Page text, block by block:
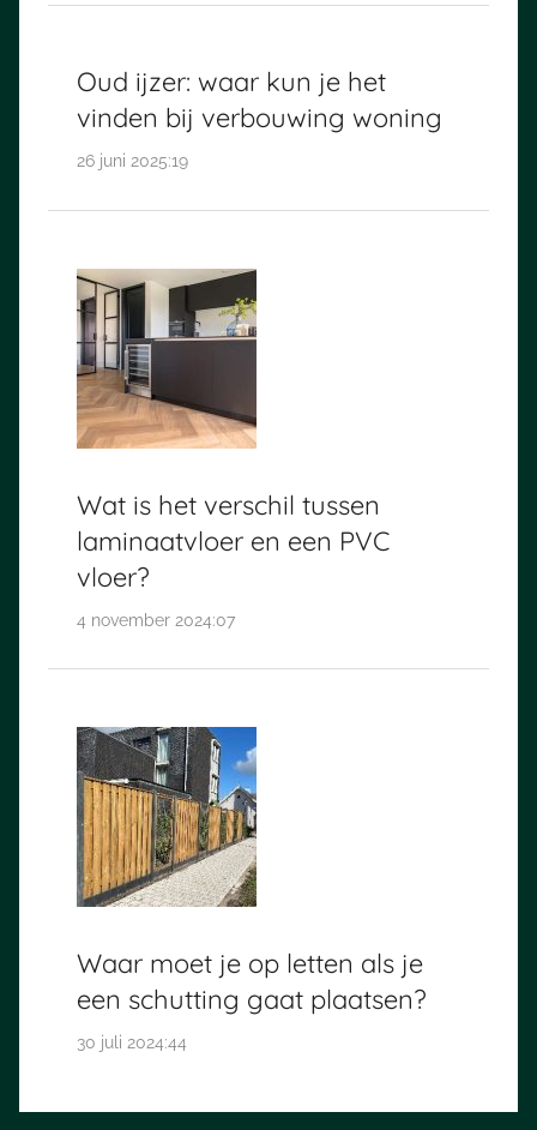
Oud ijzer: waar kun je het
vinden bij verbouwing woning
26 juni 2025:19
Wat is het verschil tussen
laminaatvloer en een PVC
vloer?
4 november 2024:07
Waar moet je op letten als je
een schutting gaat plaatsen?
30 juli 2024:44